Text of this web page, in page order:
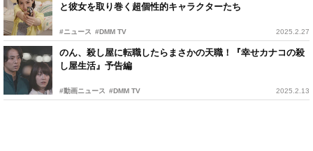
と彼女を取り巻く超個性的キャラクターたち
#ニュース #DMM TV 2025.2.27
のん、殺し屋に転職したらまさかの天職！『幸せカナコの殺
し屋生活』予告編
#動画ニュース #DMM TV 2025.2.13